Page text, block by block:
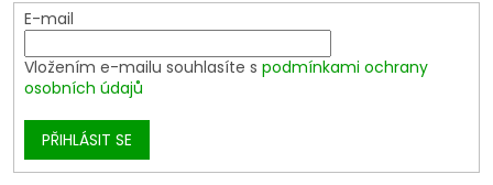
E-mail
Vložením e-mailu souhlasíte s podmínkami ochrany
osobních údajů
PŘIHLÁSIT SE